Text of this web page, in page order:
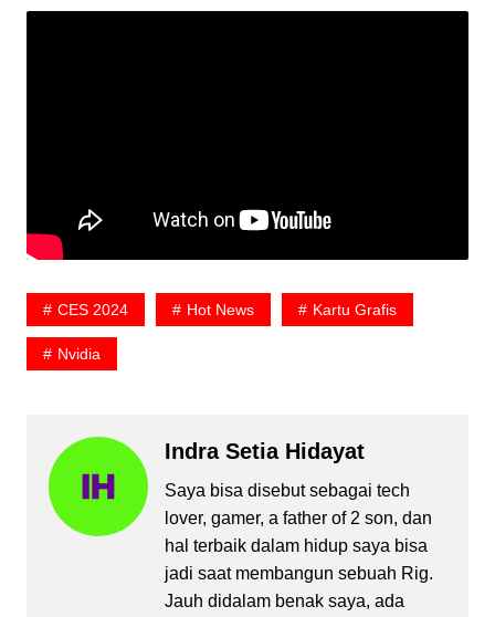
CES 2024 Hot News Kartu Grafis
Nvidia
Indra Setia Hidayat
Saya bisa disebut sebagai tech
lover, gamer, a father of 2 son, dan
hal terbaik dalam hidup saya bisa
jadi saat membangun sebuah Rig.
Jauh didalam benak saya, ada